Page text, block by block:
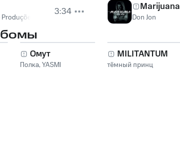
3:34
Marijuana
Don Jon
Омут
Полка,YASMI
MILITANTUM
тёмный принц